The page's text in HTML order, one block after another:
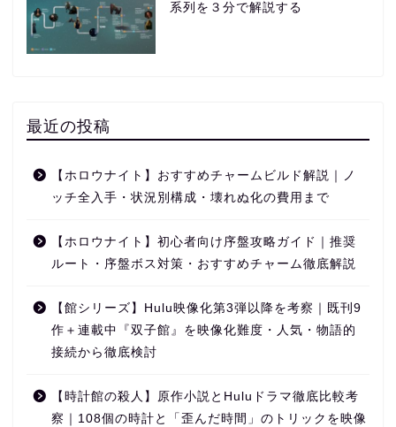
系列を３分で解説する
最近の投稿
【ホロウナイト】おすすめチャームビルド解説｜ノ
ッチ全入手・状況別構成・壊れぬ化の費用まで
【ホロウナイト】初心者向け序盤攻略ガイド｜推奨
ルート・序盤ボス対策・おすすめチャーム徹底解説
【館シリーズ】Hulu映像化第3弾以降を考察｜既刊9
作＋連載中『双子館』を映像化難度・人気・物語的
接続から徹底検討
【時計館の殺人】原作小説とHuluドラマ徹底比較考
察｜108個の時計と「歪んだ時間」のトリックを映像